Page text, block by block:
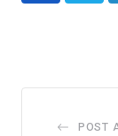
POST